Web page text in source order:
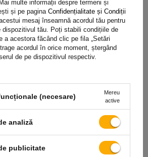
Mai multe informații despre termeni și
și pe pagina Confidențialitate și Condiții
mesaj înseamnă acordul tău pentru
dispozitivul tău. Poți stabili condițiile de
a acestora făcând clic pe fila „Setări
acordul în orice moment, ștergând
de pe dispozitivul respectiv.
(necesare)
Mereu
active
analiză
publicitate